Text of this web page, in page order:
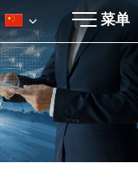
菜单
×